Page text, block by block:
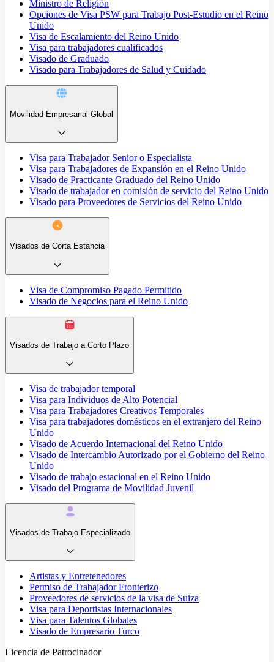
Ministro de Religión
Opciones de Visa PSW para Trabajo Post-Estudio en el Reino
Unido
Visa de Escalamiento del Reino Unido
Visa para trabajadores cualificados
Visado de Graduado
Visado para Trabajadores de Salud y Cuidado
Movilidad Empresarial Global
Visa para Trabajador Senior o Especialista
Visa para Trabajadores de Expansión en el Reino Unido
Visado de Practicante Graduado del Reino Unido
Visado de trabajador en comisión de servicio del Reino Unido
Visado para Proveedores de Servicios del Reino Unido
Visados de Corta Estancia
Visa de Compromiso Pagado Permitido
Visado de Negocios para el Reino Unido
Visados de Trabajo a Corto Plazo
Visa de trabajador temporal
Visa para Individuos de Alto Potencial
Visa para Trabajadores Creativos Temporales
Visa para trabajadores domésticos en el extranjero del Reino
Unido
Visado de Acuerdo Internacional del Reino Unido
Visado de Intercambio Autorizado por el Gobierno del Reino
Unido
Visado de trabajo estacional en el Reino Unido
Visado del Programa de Movilidad Juvenil
Visados de Trabajo Especializado
Artistas y Entretenedores
Permiso de Trabajador Fronterizo
Proveedores de servicios de la visa de Suiza
Visa para Deportistas Internacionales
Visa para Talentos Globales
Visado de Empresario Turco
Licencia de Patrocinador